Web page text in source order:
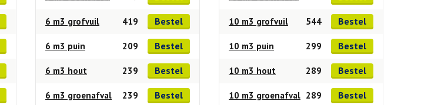
6 m3 grofvuil 419 Bestel
6 m3 puin 209 Bestel
6 m3 hout 239 Bestel
6 m3 groenafval 239 Bestel
10 m3 grofvuil 544 Bestel
10 m3 puin 299 Bestel
10 m3 hout 289 Bestel
10 m3 groenafval 289 Bestel